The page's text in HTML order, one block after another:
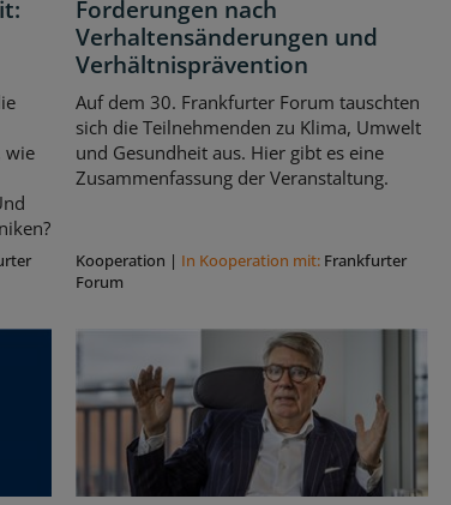
wie
Forderungen nach
Verhaltensänderungen und
Verhältnisprävention
Auf dem 30. Frankfurter Forum tauschten
sich die Teilnehmenden zu Klima, Umwelt
und Gesundheit aus. Hier gibt es eine
Zusammenfassung der Veranstaltung.
Kooperation | In Kooperation mit: Frankfurter
Forum